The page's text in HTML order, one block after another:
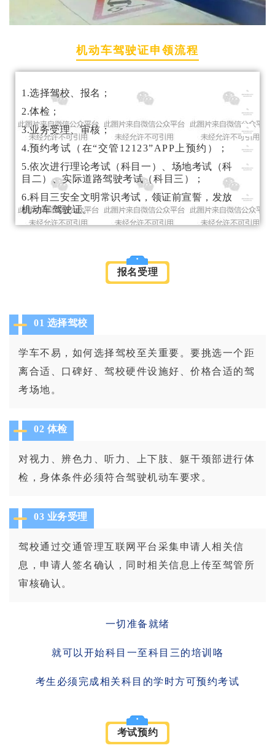
机动车驾驶证申领流程
1.选择驾校、报名；
2.体检；
3.业务受理、审核；
4.预约考试（在“交管12123”APP上预约）；
5.依次进行理论考试（科目一）、场地考试（科
目二）、实际道路驾驶考试（科目三）；
6.科目三安全文明常识考试，领证前宣誓，发放
机动车驾驶证。
报名受理
01 选择驾校
学车不易，如何选择驾校至关重要。要挑选一个距
离合适、口碑好、驾校硬件设施好、价格合适的驾
考场地。
02 体检
对视力、辨色力、听力、上下肢、躯干颈部进行体
检，身体条件必须符合驾驶机动车要求。
03 业务受理
驾校通过交通管理互联网平台采集申请人相关信
息，申请人签名确认，同时相关信息上传至驾管所
审核确认。
一切准备就绪
就可以开始科目一至科目三的培训咯
考生必须完成相关科目的学时方可预约考试
考试预约